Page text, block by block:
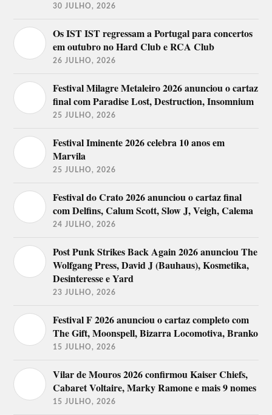
30 JULHO, 2026
Os IST IST regressam a Portugal para concertos
em outubro no Hard Club e RCA Club
26 JULHO, 2026
Festival Milagre Metaleiro 2026 anunciou o cartaz
final com Paradise Lost, Destruction, Insomnium
25 JULHO, 2026
Festival Iminente 2026 celebra 10 anos em
Marvila
25 JULHO, 2026
Festival do Crato 2026 anunciou o cartaz final
com Delfins, Calum Scott, Slow J, Veigh, Calema
24 JULHO, 2026
Post Punk Strikes Back Again 2026 anunciou The
Wolfgang Press, David J (Bauhaus), Kosmetika,
Desinteresse e Yard
23 JULHO, 2026
Festival F 2026 anunciou o cartaz completo com
The Gift, Moonspell, Bizarra Locomotiva, Branko
15 JULHO, 2026
Vilar de Mouros 2026 confirmou Kaiser Chiefs,
Cabaret Voltaire, Marky Ramone e mais 9 nomes
15 JULHO, 2026